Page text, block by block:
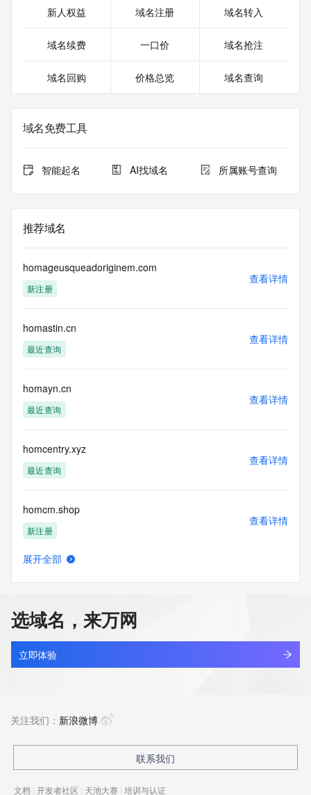
新人权益 域名注册 域名转入
域名续费 一口价 域名抢注
域名回购 价格总览 域名查询
域名免费工具
智能起名 AI找域名 所属账号查询
推荐域名
homageusqueadoriginem.com
新注册
查看详情
homastin.cn
最近查询
查看详情
homayn.cn
最近查询
查看详情
homcentry.xyz
最近查询
查看详情
homcm.shop
新注册
查看详情
home-6a.com
新注册
查看详情
home-86agstakesports.com
新注册
展开全部
选域名，来万网
立即体验
关注我们： 新浪微博
联系我们
文档 | 开发者社区 | 天池大赛 | 培训与认证